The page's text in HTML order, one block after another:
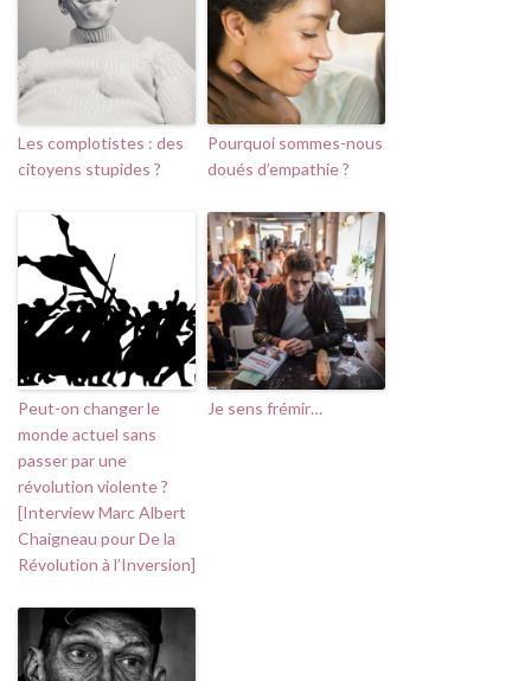
Les complotistes : des
citoyens stupides ?
Pourquoi sommes-nous
doués d’empathie ?
Peut-on changer le
monde actuel sans
passer par une
révolution violente ?
[Interview Marc Albert
Chaigneau pour De la
Révolution à l’Inversion]
Je sens frémir…